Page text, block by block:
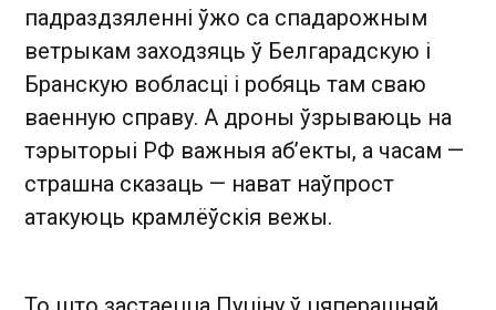
падраздзяленні ўжо са спадарожным
ветрыкам заходзяць ў Белгарадскую і
Бранскую вобласці і робяць там сваю
ваенную справу. А дроны ўзрываюць на
тэрыторыі РФ важныя аб’екты, а часам —
страшна сказаць — нават наўпрост
атакуюць крамлёўскія вежы.